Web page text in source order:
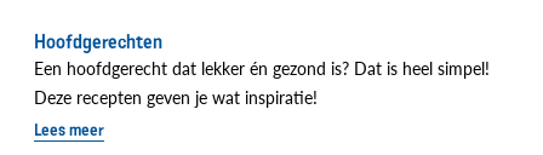
Hoofdgerechten
Een hoofdgerecht dat lekker én gezond is? Dat is heel simpel!
Deze recepten geven je wat inspiratie!
Lees meer